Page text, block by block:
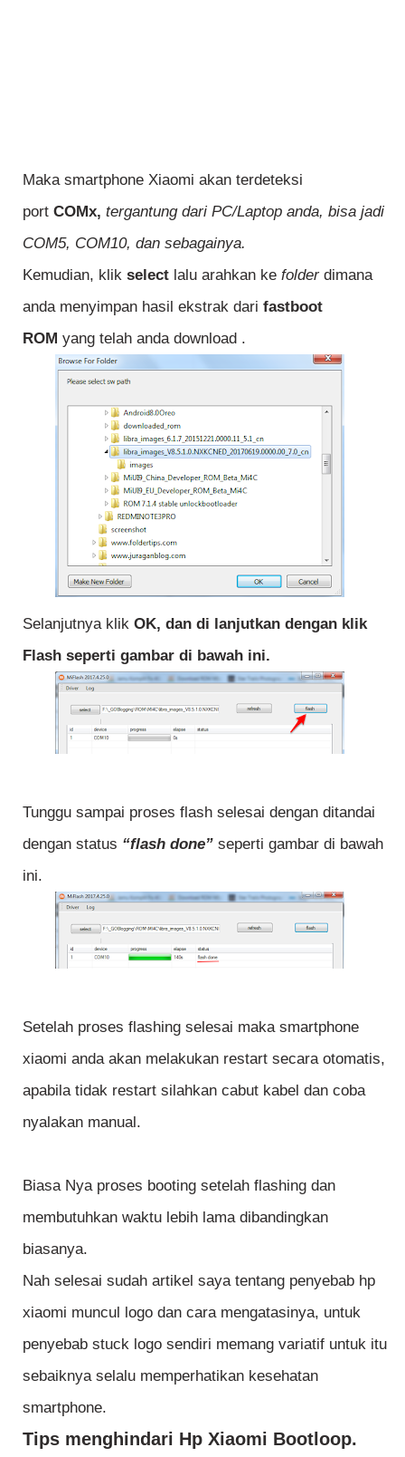
Maka smartphone Xiaomi akan terdeteksi
port COMx, tergantung dari PC/Laptop anda, bisa jadi
COM5, COM10, dan sebagainya.
Kemudian, klik select lalu arahkan ke folderdimana
anda menyimpan hasil ekstrak dari fastboot
ROM yang telah anda download .
Selanjutnya klik OK, dan di lanjutkan dengan klik
Flash seperti gambar di bawah ini.
Tunggu sampai proses flash selesai dengan ditandai
dengan status “flash done” seperti gambar di bawah
ini.
Setelah proses flashing selesai maka smartphone
xiaomi anda akan melakukan restart secara otomatis,
apabila tidak restart silahkan cabut kabel dan coba
nyalakan manual.
Biasa Nya proses booting setelah flashing dan
membutuhkan waktu lebih lama dibandingkan
biasanya.
Nah selesai sudah artikel saya tentang penyebab hp
xiaomi muncul logo dan cara mengatasinya, untuk
penyebab stuck logo sendiri memang variatif untuk itu
sebaiknya selalu memperhatikan kesehatan
smartphone.
Tips menghindari Hp Xiaomi Bootloop.